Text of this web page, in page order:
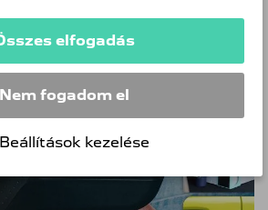
elfogadás
Nem fogadom el
kezelése